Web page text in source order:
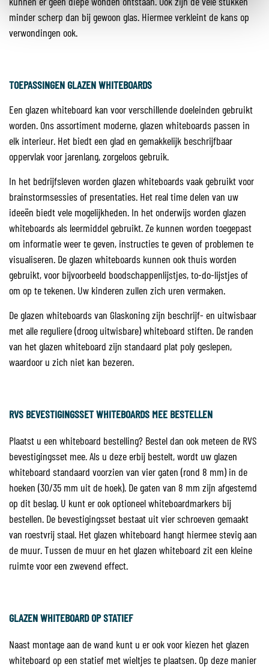
minder scherp dan bij gewoon glas. Hiermee verkleint de kans op
verwondingen ook.
TOEPASSINGEN GLAZEN WHITEBOARDS
Een glazen whiteboard kan voor verschillende doeleinden gebruikt
worden. Ons assortiment moderne, glazen whiteboards passen in
elk interieur. Het biedt een glad en gemakkelijk beschrijfbaar
oppervlak voor jarenlang, zorgeloos gebruik.
In het bedrijfsleven worden glazen whiteboards vaak gebruikt voor
brainstormsessies of presentaties. Het real time delen van uw
ideeën biedt vele mogelijkheden. In het onderwijs worden glazen
whiteboards als leermiddel gebruikt. Ze kunnen worden toegepast
om informatie weer te geven, instructies te geven of problemen te
visualiseren. De glazen whiteboards kunnen ook thuis worden
gebruikt, voor bijvoorbeeld boodschappenlijstjes, to-do-lijstjes of
om op te tekenen. Uw kinderen zullen zich uren vermaken.
De glazen whiteboards van Glaskoning zijn beschrijf- en uitwisbaar
met alle reguliere (droog uitwisbare) whiteboard stiften. De randen
van het glazen whiteboard zijn standaard plat poly geslepen,
waardoor u zich niet kan bezeren.
RVS BEVESTIGINGSSET WHITEBOARDS MEE BESTELLEN
Plaatst u een whiteboard bestelling? Bestel dan ook meteen de RVS
bevestigingsset mee. Als u deze erbij bestelt, wordt uw glazen
whiteboard standaard voorzien van vier gaten (rond 8 mm) in de
hoeken (30/35 mm uit de hoek). De gaten van 8 mm zijn afgestemd
op dit beslag. U kunt er ook optioneel whiteboardmarkers bij
bestellen. De bevestigingsset bestaat uit vier schroeven gemaakt
van roestvrij staal. Het glazen whiteboard hangt hiermee stevig aan
de muur. Tussen de muur en het glazen whiteboard zit een kleine
ruimte voor een zwevend effect.
GLAZEN WHITEBOARD OP STATIEF
Naast montage aan de wand kunt u er ook voor kiezen het glazen
whiteboard op een statief met wieltjes te plaatsen. Op deze manier